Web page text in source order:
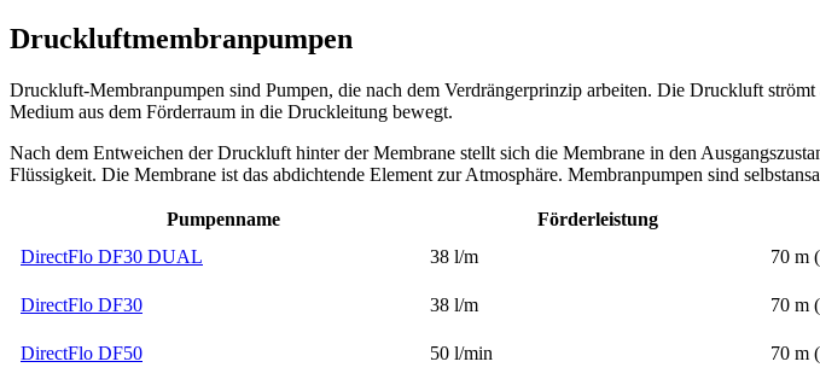
Druckluftmembranpumpen
Druckluft-Membranpumpen sind Pumpen, die nach dem Verdrängerprinzip arbeiten. Die Druckluft
Medium aus dem Förderraum in die Druckleitung bewegt.
Nach dem Entweichen der Druckluft hinter der Membrane stellt sich die Membrane in den
Flüssigkeit. Die Membrane ist das abdichtende Element zur Atmosphäre. Membranpumpen sind
Pumpenname Förderleistung
DirectFlo DF30 DUAL
38 l/m 70 m
DirectFlo DF30
38 l/m 70 m
DirectFlo DF50
50 l/min 70 m